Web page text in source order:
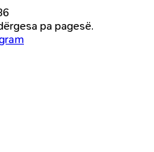
pa pagesë.